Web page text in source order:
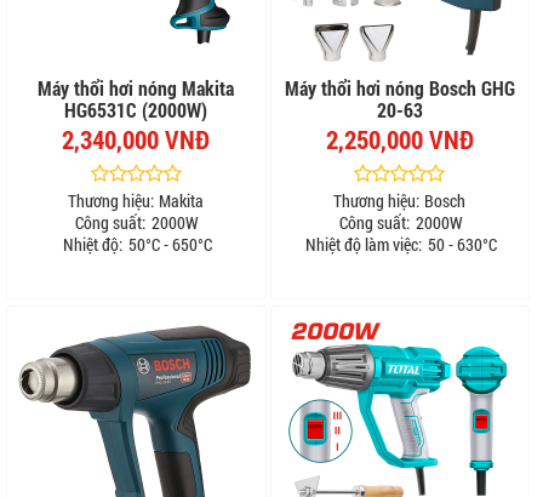
Máy thổi hơi nóng Makita
HG6531C (2000W)
2,340,000 VNĐ
Thương hiệu: Makita
Công suất: 2000W
Nhiệt độ: 50°C - 650°C
Máy thổi hơi nóng Bosch GHG
20-63
2,250,000 VNĐ
Thương hiệu: Bosch
Công suất: 2000W
Nhiệt độ làm việc: 50 - 630°C